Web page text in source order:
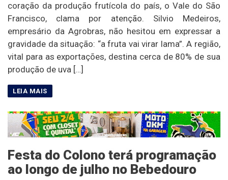
coração da produção frutícola do país, o Vale do São
Francisco, clama por atenção. Silvio Medeiros,
empresário da Agrobras, não hesitou em expressar a
gravidade da situação: “a fruta vai virar lama”. A região,
vital para as exportações, destina cerca de 80% de sua
produção de uva […]
Festa do Colono terá programação
ao longo de julho no Bebedouro